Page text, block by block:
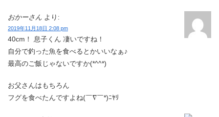
おかーさん より:
2019年11月18日 2:08 pm
40cm！ 息子くん 凄いですね！
自分で釣った魚を食べるとかいいなぁ♪
最高のご飯じゃないですか(*^^*)
お父さんはもちろん
フグを食べたんですよね(￣∇￣*)ﾆﾔﾘ